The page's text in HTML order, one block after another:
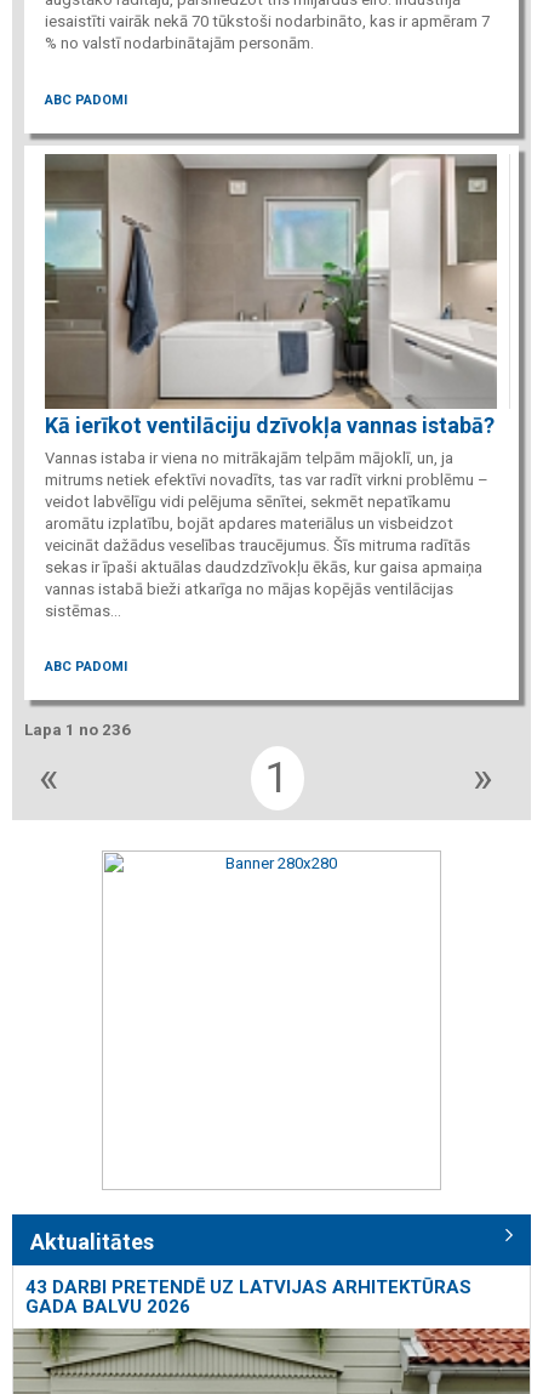
iesaistīti vairāk nekā 70 tūkstoši nodarbināto, kas ir apmēram 7
% no valstī nodarbinātajām personām.
ABC PADOMI
Kā ierīkot ventilāciju dzīvokļa vannas istabā?
Vannas istaba ir viena no mitrākajām telpām mājoklī, un, ja
mitrums netiek efektīvi novadīts, tas var radīt virkni problēmu –
veidot labvēlīgu vidi pelējuma sēnītei, sekmēt nepatīkamu
aromātu izplatību, bojāt apdares materiālus un visbeidzot
veicināt dažādus veselības traucējumus. Šīs mitruma radītās
sekas ir īpaši aktuālas daudzdzīvokļu ēkās, kur gaisa apmaiņa
vannas istabā bieži atkarīga no mājas kopējās ventilācijas
sistēmas...
ABC PADOMI
Lapa 1 no 236
« 1 »
Aktualitātes
43 DARBI PRETENDĒ UZ LATVIJAS ARHITEKTŪRAS
GADA BALVU 2026